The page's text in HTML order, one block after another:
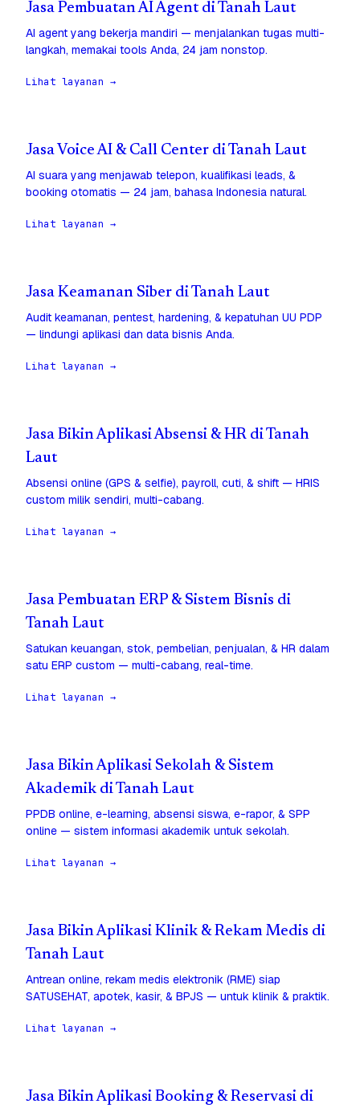
Jasa Pembuatan AI Agent di Tanah Laut
AI agent yang bekerja mandiri — menjalankan tugas multi-
langkah, memakai tools Anda, 24 jam nonstop.
Lihat layanan →
Jasa Voice AI & Call Center di Tanah Laut
AI suara yang menjawab telepon, kualifikasi leads, &
booking otomatis — 24 jam, bahasa Indonesia natural.
Lihat layanan →
Jasa Keamanan Siber di Tanah Laut
Audit keamanan, pentest, hardening, & kepatuhan UU PDP
— lindungi aplikasi dan data bisnis Anda.
Lihat layanan →
Jasa Bikin Aplikasi Absensi & HR di Tanah
Laut
Absensi online (GPS & selfie), payroll, cuti, & shift — HRIS
custom milik sendiri, multi-cabang.
Lihat layanan →
Jasa Pembuatan ERP & Sistem Bisnis di
Tanah Laut
Satukan keuangan, stok, pembelian, penjualan, & HR dalam
satu ERP custom — multi-cabang, real-time.
Lihat layanan →
Jasa Bikin Aplikasi Sekolah & Sistem
Akademik di Tanah Laut
PPDB online, e-learning, absensi siswa, e-rapor, & SPP
online — sistem informasi akademik untuk sekolah.
Lihat layanan →
Jasa Bikin Aplikasi Klinik & Rekam Medis di
Tanah Laut
Antrean online, rekam medis elektronik (RME) siap
SATUSEHAT, apotek, kasir, & BPJS — untuk klinik & praktik.
Lihat layanan →
Jasa Bikin Aplikasi Booking & Reservasi di